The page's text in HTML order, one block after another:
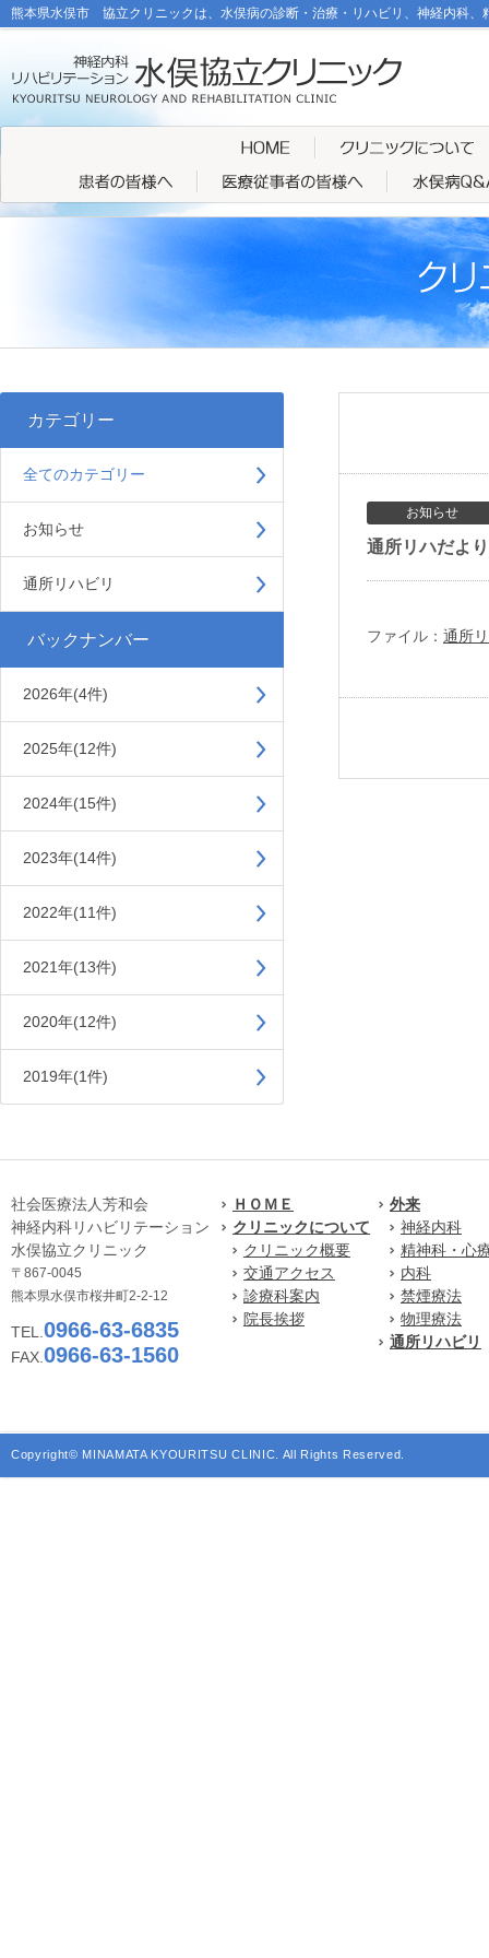
熊本県水俣市 協立クリニックは、水俣病の診断・治療・リハビリ、神経内科、
カテゴリー
全てのカテゴリー
お知らせ
通所リハビリ
バックナンバー
2026年(4件)
2025年(12件)
2024年(15件)
2023年(14件)
2022年(11件)
2021年(13件)
2020年(12件)
2019年(1件)
お知らせ
通所リハだよ
ファイル： 通所
社会医療法人芳和会
神経内科リハビリテーション
水俣協立クリニック
〒867-0045
熊本県水俣市桜井町2-2-12
TEL. 0966-63-6835
FAX. 0966-63-1560
ＨＯＭＥ
クリニックについて
クリニック概要
交通アクセス
診療科案内
院長挨拶
外来
神経内科
精神科・心
内科
禁煙療法
物理療法
通所リハビリ
Copyright© MINAMATA KYOURITSU CLINIC. All Rights Reserved.